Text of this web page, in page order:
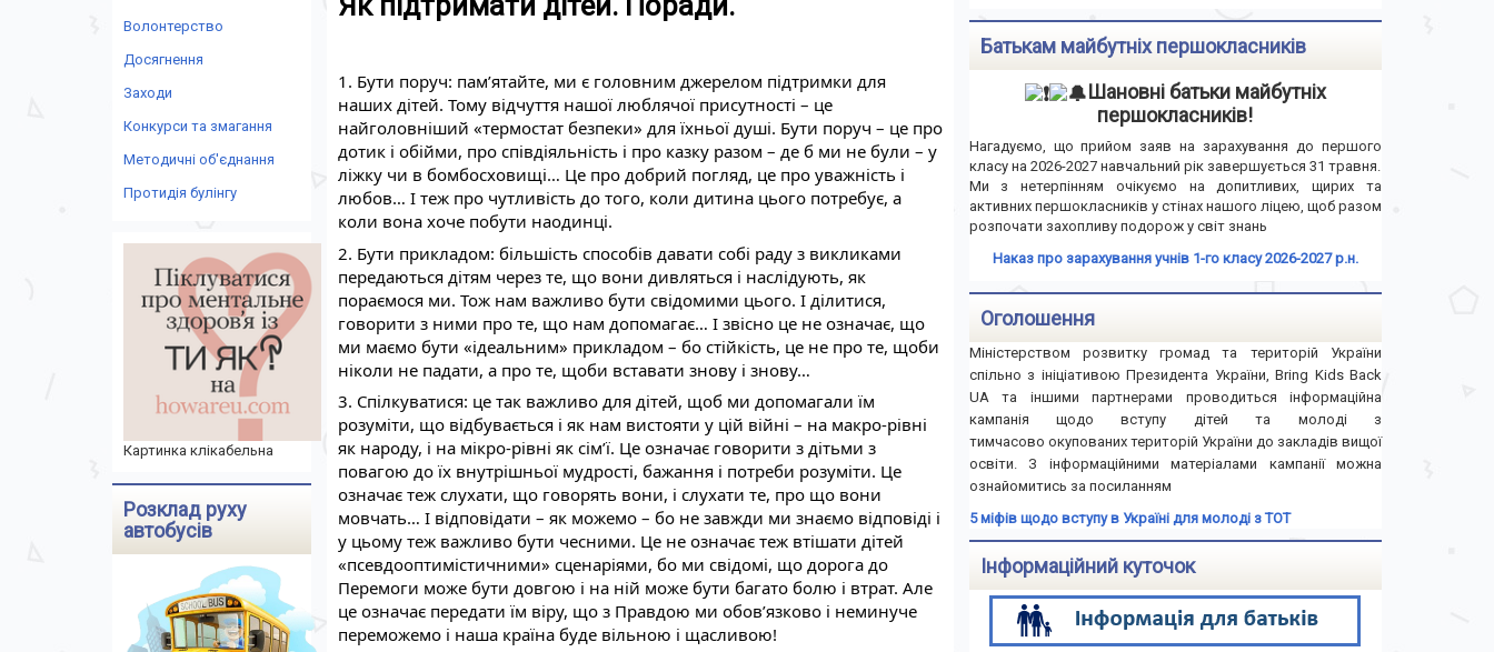
1. Бути поруч: пам’ятайте, ми є головним джерелом підтримки для
наших дітей. Тому відчуття нашої люблячої присутності – це
найголовніший «термостат безпеки» для їхньої душі. Бути поруч – це про
дотик і обійми, про співдіяльність і про казку разом – де б ми не були – у
ліжку чи в бомбосховищі… Це про добрий погляд, це про уважність і
любов… І теж про чутливість до того, коли дитина цього потребує, а
коли вона хоче побути наодинці.
2. Бути прикладом: більшість способів давати собі раду з викликами
передаються дітям через те, що вони дивляться і наслідують, як
пораємося ми. Тож нам важливо бути свідомими цього. І ділитися,
говорити з ними про те, що нам допомагає… І звісно це не означає, що
ми маємо бути «ідеальним» прикладом – бо стійкість, це не про те, щоби
ніколи не падати, а про те, щоби вставати знову і знову…
3. Спілкуватися: це так важливо для дітей, щоб ми допомагали їм
розуміти, що відбувається і як нам вистояти у цій війні – на макро-рівні
як народу, і на мікро-рівні як сім’ї. Це означає говорити з дітьми з
повагою до їх внутрішньої мудрості, бажання і потреби розуміти. Це
означає теж слухати, що говорять вони, і слухати те, про що вони
мовчать… І відповідати – як можемо – бо не завжди ми знаємо відповіді і
у цьому теж важливо бути чесними. Це не означає теж втішати дітей
«псевдооптимістичними» сценаріями, бо ми свідомі, що дорога до
Перемоги може бути довгою і на ній може бути багато болю і втрат. Але
це означає передати їм віру, що з Правдою ми обов’язково і неминуче
переможемо і наша країна буде вільною і щасливою!
Волонтерство
Досягнення
Заходи
Конкурси та змагання
Методичні об'єднання
Протидія булінгу
Картинка клікабельна
Розклад руху
автобусів
Батькам майбутніх першокласників
Шановні батьки майбутніх
першокласників!
Нагадуємо, що прийом заяв на зарахування до першого
класу на 2026-2027 навчальний рік завершується 31 травня.
Ми з нетерпінням очікуємо на допитливих, щирих та
активних першокласників у стінах нашого ліцею, щоб разом
розпочати захопливу подорож у світ знань
Наказ про зарахування учнів 1-го класу 2026-2027 р.н.
Оголошення
Міністерством розвитку громад та територій України
спільно з ініціативою Президента України, Bring Kids Back
UA та іншими партнерами проводиться інформаційна
кампанія щодо вступу дітей та молоді з
тимчасово окупованих територій України до закладів вищої
освіти. З інформаційними матеріалами кампанії можна
ознайомитись за посиланням
5 міфів щодо вступу в Україні для молоді з ТОТ
Інформаційний куточок